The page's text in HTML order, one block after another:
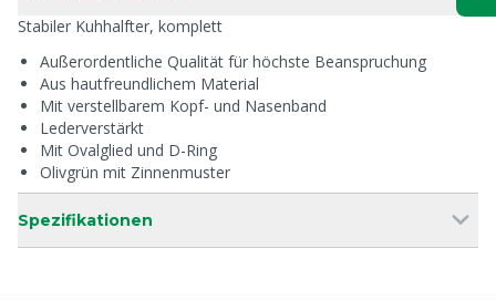
Stabiler Kuhhalfter, komplett
Außerordentliche Qualität für höchste Beanspruchung
Aus hautfreundlichem Material
Mit verstellbarem Kopf- und Nasenband
Lederverstärkt
Mit Ovalglied und D-Ring
Olivgrün mit Zinnenmuster
Spezifikationen